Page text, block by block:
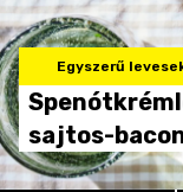
Egyszerű
sajtos-